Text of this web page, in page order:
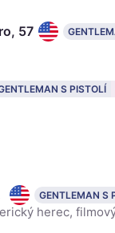
57
S PISTOLÍ
GENTLEMAN S